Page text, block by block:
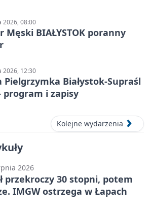
2026, 08:00
Męski BIAŁYSTOK poranny
2026, 12:30
Pielgrzymka Białystok-Supraśl
program i zapisy
Kolejne wydarzenia
2026
przekroczy 30 stopni, potem
IMGW ostrzega w Łapach